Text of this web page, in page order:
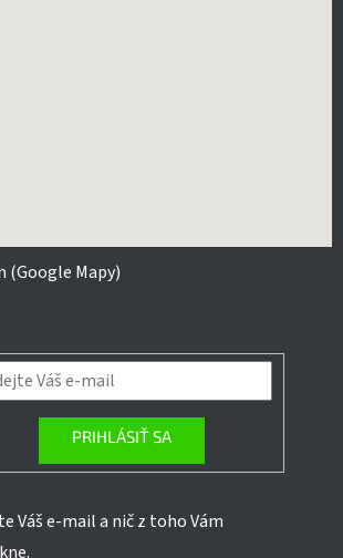
(Google Mapy)
PRIHLÁSIŤ SA
Váš e-mail a nič z toho Vám